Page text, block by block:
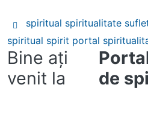
spiritual spiritualitate
spiritual spirit portal
Bine aţi
venit la
de